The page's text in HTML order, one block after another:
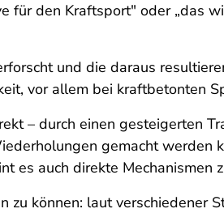
für den Kraftsport" oder „das
und die daraus
vor allem bei kraftbetonten
– durch einen gesteigerten
gemacht
es auch direkte
zu können: laut verschiedener